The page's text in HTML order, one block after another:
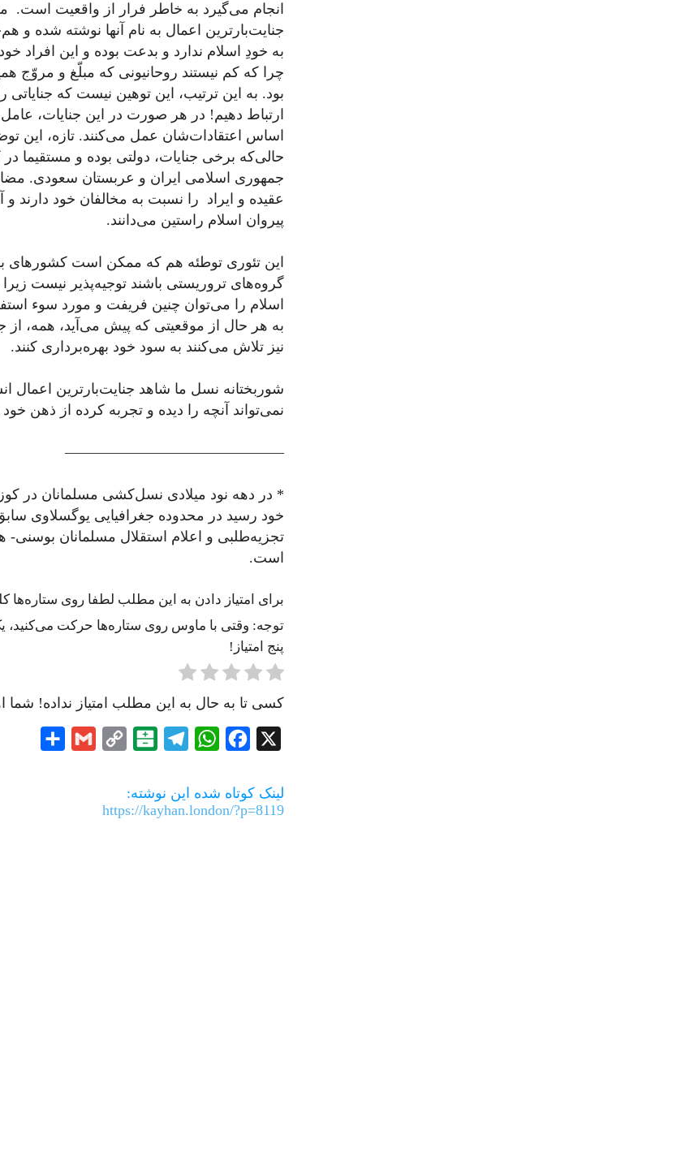
انجام می‌گیرد به خاطر فرار از واقعیت است.
جنایت‌بارترین اعمال به نام آنها نوشته شده
به خودِ اسلام ندارد و بدعت بوده و این
چرا که کم نیستند روحانیونی که مبلّغ و مروّج
بود. به این ترتیب، این توهین نیست که
ارتباط دهیم! در هر صورت در این جنایات،
اساس اعتقادات‌شان عمل می‌کنند. تازه، این
حالی‌که برخی جنایات، دولتی بوده و مستقیما
جمهوری اسلامی ایران و عربستان سعودی.
عقیده و ایراد را نسبت به مخالفان خود دارند و
پیروان اسلام راستین می‌دانند.
این تئوری توطئه هم که ممکن است کشورهای
گروه‌های تروریستی باشند توجیه‌پذیر نیست
اسلام را می‌توان چنین فریفت و مورد سوء
به هر حال از موقعیتی که پیش می‌آید، همه،
نیز تلاش می‌کنند به سود خود بهره‌برداری کنند.
شوربختانه نسل ما شاهد جنایت‌بارترین اعمال
نمی‌تواند آنچه را دیده و تجربه کرده از ذهن خود
———————————————
* در دهه نود میلادی نسل‌کشی مسلمانان در
خود رسید در محدوده جغرافیایی یوگسلاوی
تجزیه‌طلبی و اعلام استقلال مسلمانان
است.
برای امتیاز دادن به این مطلب لطفا روی ستاره‌ها
توجه: وقتی با ماوس روی ستاره‌ها حرکت می‌کنید،
پنج امتیاز!
کسی تا به حال به این مطلب امتیاز نداده! شما
X
Facebook
WhatsApp
Telegram
Balatarin
Copy
Gmail
لینک کوتاه شده این نوشته:
https://kayhan.london/?p=8119